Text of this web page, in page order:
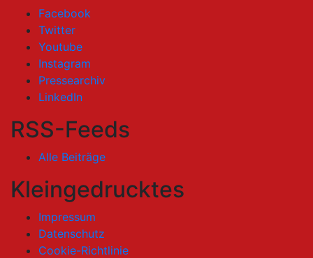
Facebook
Twitter
Youtube
Instagram
Pressearchiv
LinkedIn
RSS-Feeds
Alle Beiträge
Kleingedrucktes
Impressum
Datenschutz
Cookie-Richtlinie